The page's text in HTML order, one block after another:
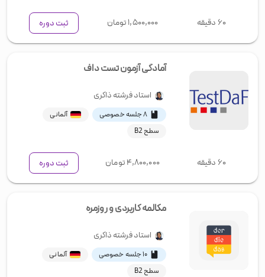
۶۰ دقیقه ۱,۵۰۰,۰۰۰تومان ثبت دوره
آمادگی آزمون تست داف
استادفرشته ذاکری
۸ جلسه خصوصی
آلمانی
سطح B2
۶۰ دقیقه ۴,۸۰۰,۰۰۰تومان ثبت دوره
مکالمه کاربردی و روزمره
استادفرشته ذاکری
۱۰ جلسه خصوصی
آلمانی
سطح B2